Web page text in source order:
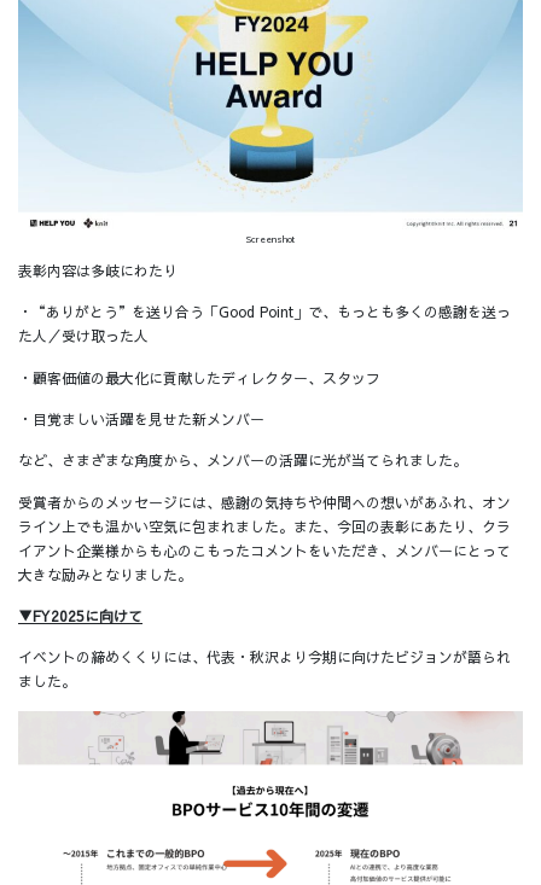
Screenshot
表彰内容は多岐にわたり
・“ありがとう”を送り合う「Good Point」で、もっとも多くの感謝を送っ
た人／受け取った人
・顧客価値の最大化に貢献したディレクター、スタッフ
・目覚ましい活躍を見せた新メンバー
など、さまざまな角度から、メンバーの活躍に光が当てられました。
受賞者からのメッセージには、感謝の気持ちや仲間への想いがあふれ、オン
ライン上でも温かい空気に包まれました。また、今回の表彰にあたり、クラ
イアント企業様からも心のこもったコメントをいただき、メンバーにとって
大きな励みとなりました。
▼FY2025に向けて
イベントの締めくくりには、代表・秋沢より今期に向けたビジョンが語られ
ました。